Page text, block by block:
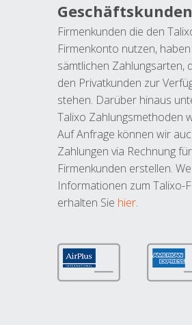
Geschäftskunden
Firmenkunden die den
Firmenkonto nutzen,
sämtlichen Zahlungsarten,
den Privatkunden zur
stehen. Darüber hinaus
Talixo Zahlungsmethoden
Auf Anfrage können wir
Zahlungen via Rechnung
Firmenkunden erstellen.
Informationen zum Talixo-
erhalten Sie hier.